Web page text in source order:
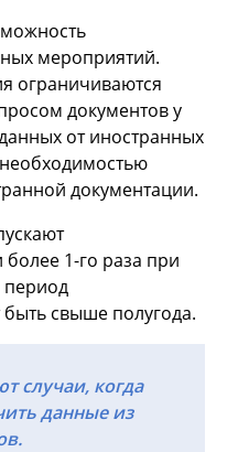
мероприятий.
ограничиваются
документов у
от иностранных
необходимостью
документации.
1-го раза при
период
свыше полугода.
случаи, когда
данные из